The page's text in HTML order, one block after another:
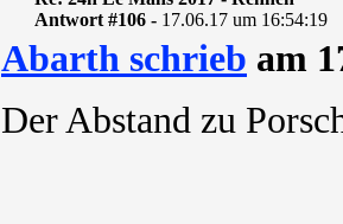
Antwort #106 - 17.06.17 um 16:54:19
Abarth schrieb am
Der Abstand zu